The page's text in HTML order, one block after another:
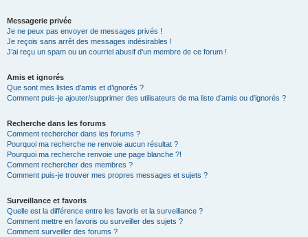
Messagerie privée
Je ne peux pas envoyer de messages privés !
Je reçois sans arrêt des messages indésirables !
J’ai reçu un spam ou un courriel abusif d’un membre de ce forum !
Amis et ignorés
Que sont mes listes d’amis et d’ignorés ?
Comment puis-je ajouter/supprimer des utilisateurs de ma liste d’amis ou d’ignorés ?
Recherche dans les forums
Comment rechercher dans les forums ?
Pourquoi ma recherche ne renvoie aucun résultat ?
Pourquoi ma recherche renvoie une page blanche ?!
Comment rechercher des membres ?
Comment puis-je trouver mes propres messages et sujets ?
Surveillance et favoris
Quelle est la différence entre les favoris et la surveillance ?
Comment mettre en favoris ou surveiller des sujets ?
Comment surveiller des forums ?